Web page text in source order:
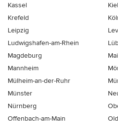
Kassel
Kiel
Krefeld
Leipzig
Ludwigshafen-am-Rhein
Magdeburg
Mannheim
Mülheim-an-der-Ruhr
Münster
Nürnberg
Offenbach-am-Main